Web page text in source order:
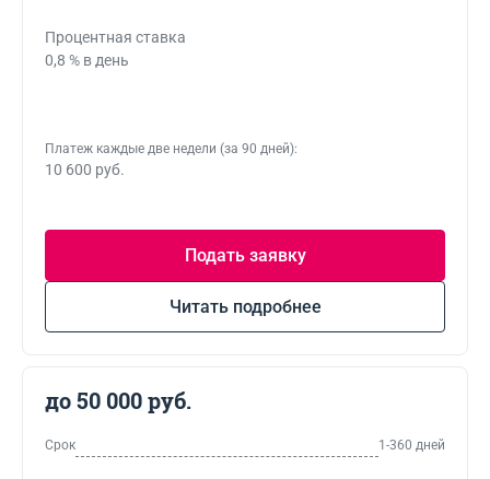
Процентная ставка
0,8 % в день
Платеж каждые две недели (за 90 дней):
10 600 руб.
Подать заявку
Читать подробнее
до 50 000 руб.
Срок 1-360 дней